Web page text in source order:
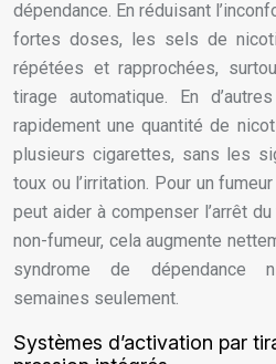
dépendance. En réduisant
fortes doses, les sels de
répétées et rapprochées,
tirage automatique. En
rapidement une quantité de
plusieurs cigarettes, sans les
toux ou l’irritation. Pour un
peut aider à compenser l’arrêt
non-fumeur, cela augmente
syndrome de dépendance
semaines seulement.
Systèmes d’activation par